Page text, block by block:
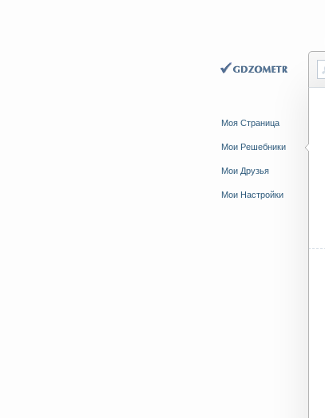
Моя Страница
Мои Решебники
Мои Друзья
Мои Настройки